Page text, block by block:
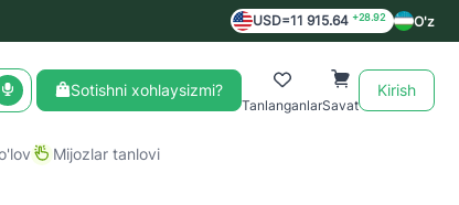
USD=11 915.64 +28.92 O'z
Sotishni xohlaysizmi?
TanlanganlarSavat
Kirish
Mijozlar tanlovi